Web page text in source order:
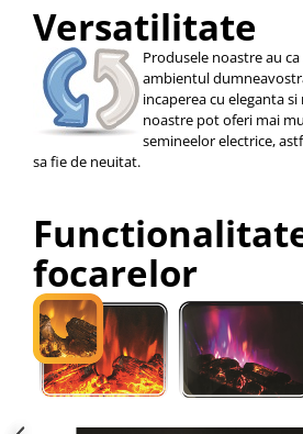
Versatilitate
Produsele noastre au
ambientul
incaperea cu eleganta
noastre pot oferi mai
semineelor electrice,
sa fie de neuitat.
focarelor